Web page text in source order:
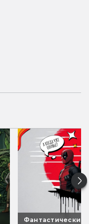
Фантастические